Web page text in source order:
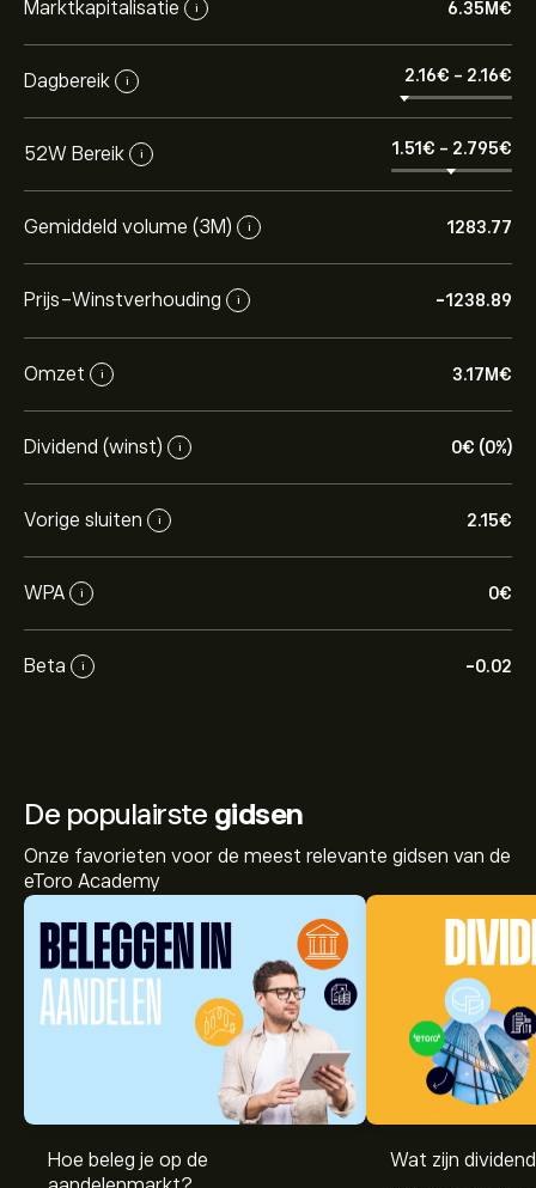
Marktkapitalisatie i 6.35M‎€‎
Dagbereik i 2.16‎€‎ - 2.16‎€‎
52W Bereik i 1.51‎€‎ - 2.795‎€‎
Gemiddeld volume (3M) i 1283.77
Prijs-Winstverhouding i -1238.89
Omzet i 3.17M‎€‎
Dividend (winst) i 0‎€‎ (0%)
Vorige sluiten i 2.15‎€‎
WPA i 0‎€‎
Beta i -0.02
De populairste gidsen
Onze favorieten voor de meest relevante gidsen van de
eToro Academy
Hoe beleg je op de
Wat zijn
De huidige koers van A6T.DE is 2.150‎€‎.